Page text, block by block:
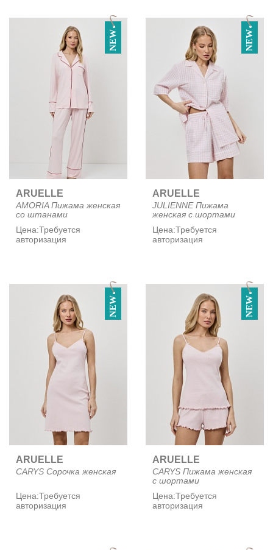
NEW
ARUELLE
AMORIA Пижама женская
со штанами
Цена:Требуется
авторизация
NEW
ARUELLE
JULIENNE Пижама
женская с шортами
Цена:Требуется
авторизация
NEW
ARUELLE
CARYS Сорочка женская
Цена:Требуется
авторизация
NEW
ARUELLE
CARYS Пижама женская
с шортами
Цена:Требуется
авторизация